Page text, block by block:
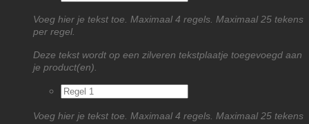
Voeg hier je tekst toe. Maximaal 4 regels. Maximaal 25 tekens
per regel.
Deze tekst wordt op een zilveren tekstplaatje toegevoegd aan
je product(en).
Voeg hier je tekst toe. Maximaal 4 regels. Maximaal 25 tekens